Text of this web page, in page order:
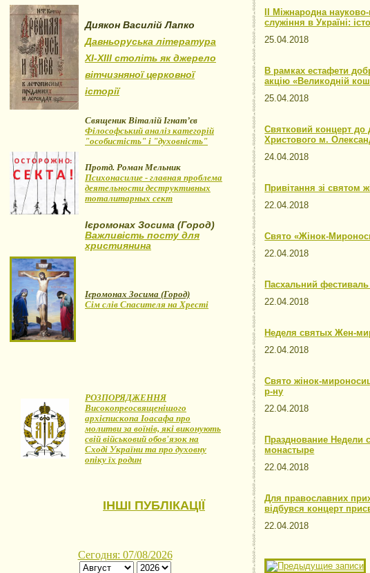
Диякон Василій Лапко
Давньоруська література
XI-XIII століть як джерело
вітчизняної церковної
історії
Священик Віталій Ігнат’єв
Філософський аналіз категорій
"особистість" і "духовність"
Протд. Роман Мельник
Психонасилие - главная проблема
деятельности деструктивных
тоталитарных сект
Ієромонах Зосима (Город)
Важливість посту для
християнина
Ієромонах Зосима (Город)
Сім слів Спасителя на Хресті
РОЗПОРЯДЖЕННЯ
Високопреосвященішого
архієпископа Іоасафа про
молитви за воїнів, які виконують
свій військовий обов'язок на
Сході України та про духовну
опіку їх родин
ІНШІ ПУБЛІКАЦІЇ
II Міжнародна
служіння в Україні:
25.04.2018
В рамках естафети
акцію «Великодній
25.04.2018
Святковий концерт до
Христового м.
24.04.2018
Привітання зі святом
22.04.2018
Свято «Жінок-
22.04.2018
Пасхальний
22.04.2018
Неделя святых Жен-
22.04.2018
Свято жінок-
р-ну
22.04.2018
Празднование Недели
монастыре
22.04.2018
Для православних
відбувся концерт
22.04.2018